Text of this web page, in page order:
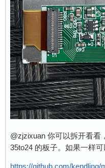
@zjzixuan 你可以拆开看看
35to24 的板子。如果一样
https://github.com/kendling/